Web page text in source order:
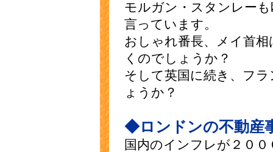
モルガン・スタンレー
言っています。
おしゃれ番長、メイ首
くのでしょうか？
そして英国に続き、フ
ょうか？
◆ロンドンの不動産
国内のインフレが２０